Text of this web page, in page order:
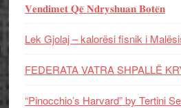
𝐕𝐞𝐧𝐝𝐢𝐦𝐞𝐭 𝐐𝐞̈ 𝐍𝐝𝐫𝐲𝐬𝐡𝐮𝐚𝐧 𝐁𝐨𝐭𝐞̈𝐧
Lek Gjolaj – kalorësi fisnik i
FEDERATA VATRA SHPALLË
“Pinocchio’s Harvard” by Tertini